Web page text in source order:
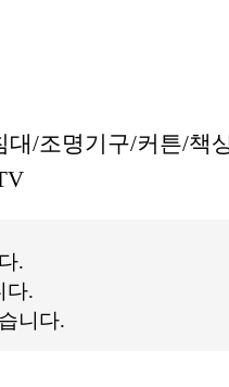
대/조명기구/커튼/책
.
다.
니다.